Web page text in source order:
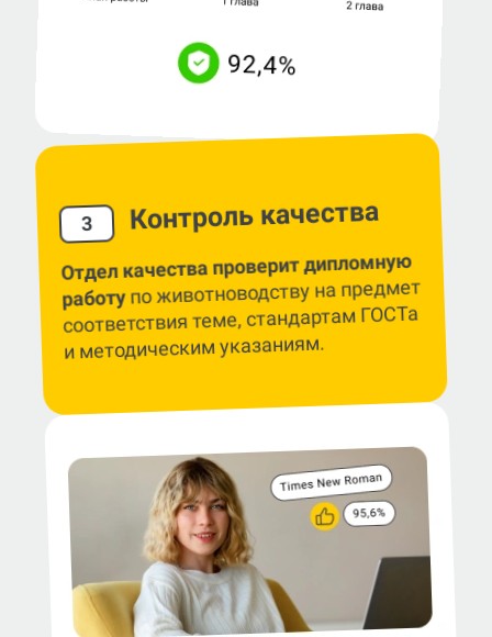
3 Контроль качества
Отдел качества проверит дипломную
работупо животноводству на предмет
соответствия теме, стандартам ГОСТа
и методическим указаниям.